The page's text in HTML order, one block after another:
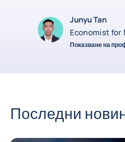
Junyu Tan
Economist for
Показване на
Junyu Tan
Последни